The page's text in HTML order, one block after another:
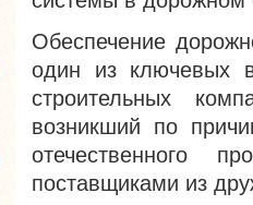
Обеспечение
один из ключевых
строительных
возникший по
отечественного
поставщиками из